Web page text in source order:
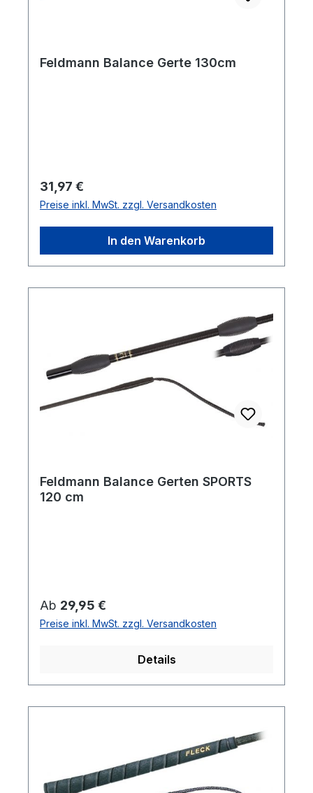
Feldmann Balance Gerte 130cm
Regulärer Preis:
31,97 €
Preise inkl. MwSt. zzgl. Versandkosten
In den Warenkorb
Feldmann Balance Gerten SPORTS
120 cm
Regulärer Preis:
Ab 29,95 €
Preise inkl. MwSt. zzgl. Versandkosten
Details